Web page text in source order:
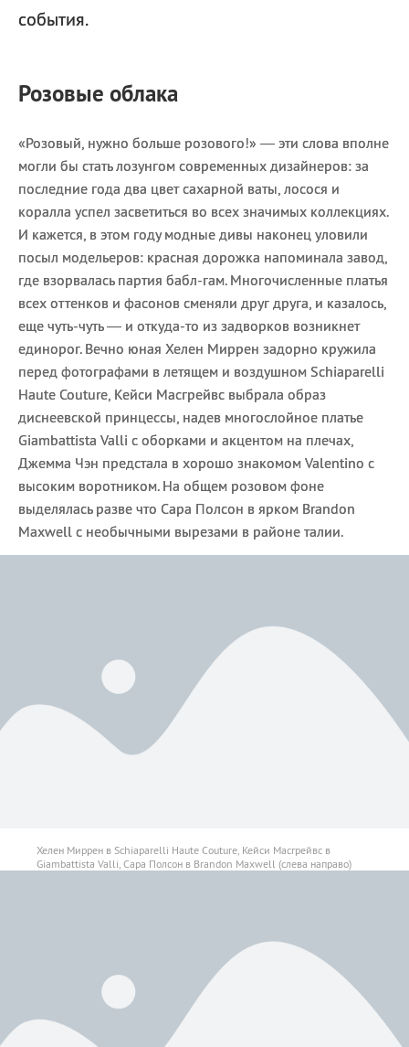
события.
Розовые облака
«Розовый, нужно больше розового!» — эти слова вполне
могли бы стать лозунгом современных дизайнеров: за
последние года два цвет сахарной ваты, лосося и
коралла успел засветиться во всех значимых коллекциях.
И кажется, в этом году модные дивы наконец уловили
посыл модельеров: красная дорожка напоминала завод,
где взорвалась партия бабл-гам. Многочисленные платья
всех оттенков и фасонов сменяли друг друга, и казалось,
еще чуть-чуть — и откуда-то из задворков возникнет
единорог. Вечно юная Хелен Миррен задорно кружила
перед фотографами в летящем и воздушном Schiaparelli
Haute Couture, Кейси Масгрейвс выбрала образ
диснеевской принцессы, надев многослойное платье
Giambattista Valli с оборками и акцентом на плечах,
Джемма Чэн предстала в хорошо знакомом Valentino с
высоким воротником. На общем розовом фоне
выделялась разве что Сара Полсон в ярком Brandon
Maxwell с необычными вырезами в районе талии.
Хелен Миррен в Schiaparelli Haute Couture, Кейси Масгрейвс в
Giambattista Valli, Сара Полсон в Brandon Maxwell (слева направо)